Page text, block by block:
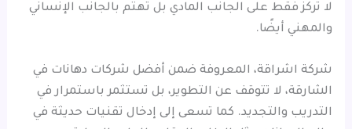
لا تركز فقط على الجانب المادي بل تهتم بالجانب الإنساني
والمهني أيضًا.
شركة اشراقة، المعروفة ضمن أفضل شركات دهانات في
الشارقة، لا تتوقف عن التطوير، بل تستثمر باستمرار في
التدريب والتجديد. كما تسعى إلى إدخال تقنيات حديثة في